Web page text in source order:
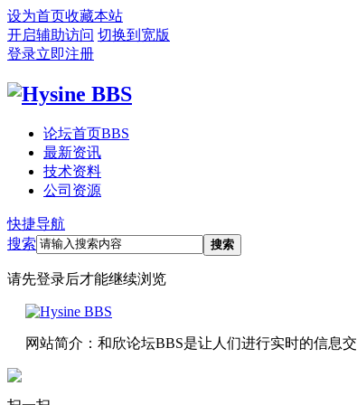
设为首页收藏本站
开启辅助访问 切换到宽版
登录立即注册
论坛首页BBS
最新资讯
技术资料
公司资源
快捷导航
搜索
搜索
请先登录后才能继续浏览
网站简介：和欣论坛BBS是让人们进行实时的信息